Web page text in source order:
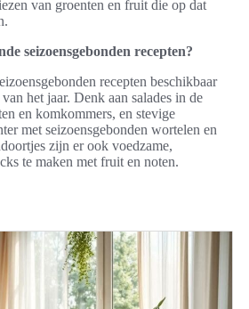
van groenten en fruit die op dat
seizoensgebonden recepten?
recepten beschikbaar
het jaar. Denk aan salades in de
en komkommers, en stevige
met seizoensgebonden wortelen en
zijn er ook voedzame,
te maken met fruit en noten.